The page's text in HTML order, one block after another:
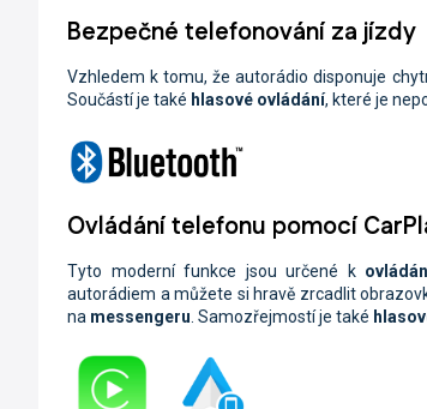
Bezpečné telefonování za jízdy
Vzhledem k tomu, že autorádio disponuje
Součástí je také hlasové ovládání, které je
Ovládání telefonu pomocí
Tyto moderní funkce jsou určené k
autorádiem a můžete si hravě zrcadlit
na messengeru . Samozřejmostí je také